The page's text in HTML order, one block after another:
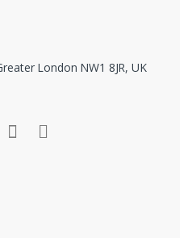
London NW1 8JR, UK